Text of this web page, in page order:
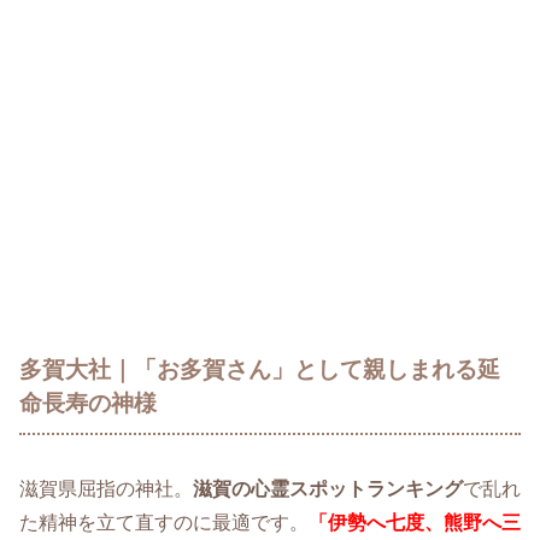
多賀大社｜「お多賀さん」として親しまれる延
命長寿の神様
滋賀県屈指の神社。 滋賀の心霊スポットランキングで乱れ
た精神を立て直すのに最適です。
「伊勢へ七度、熊野へ三